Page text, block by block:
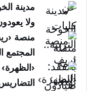
مدينة
ولا
منصة
المجتمع